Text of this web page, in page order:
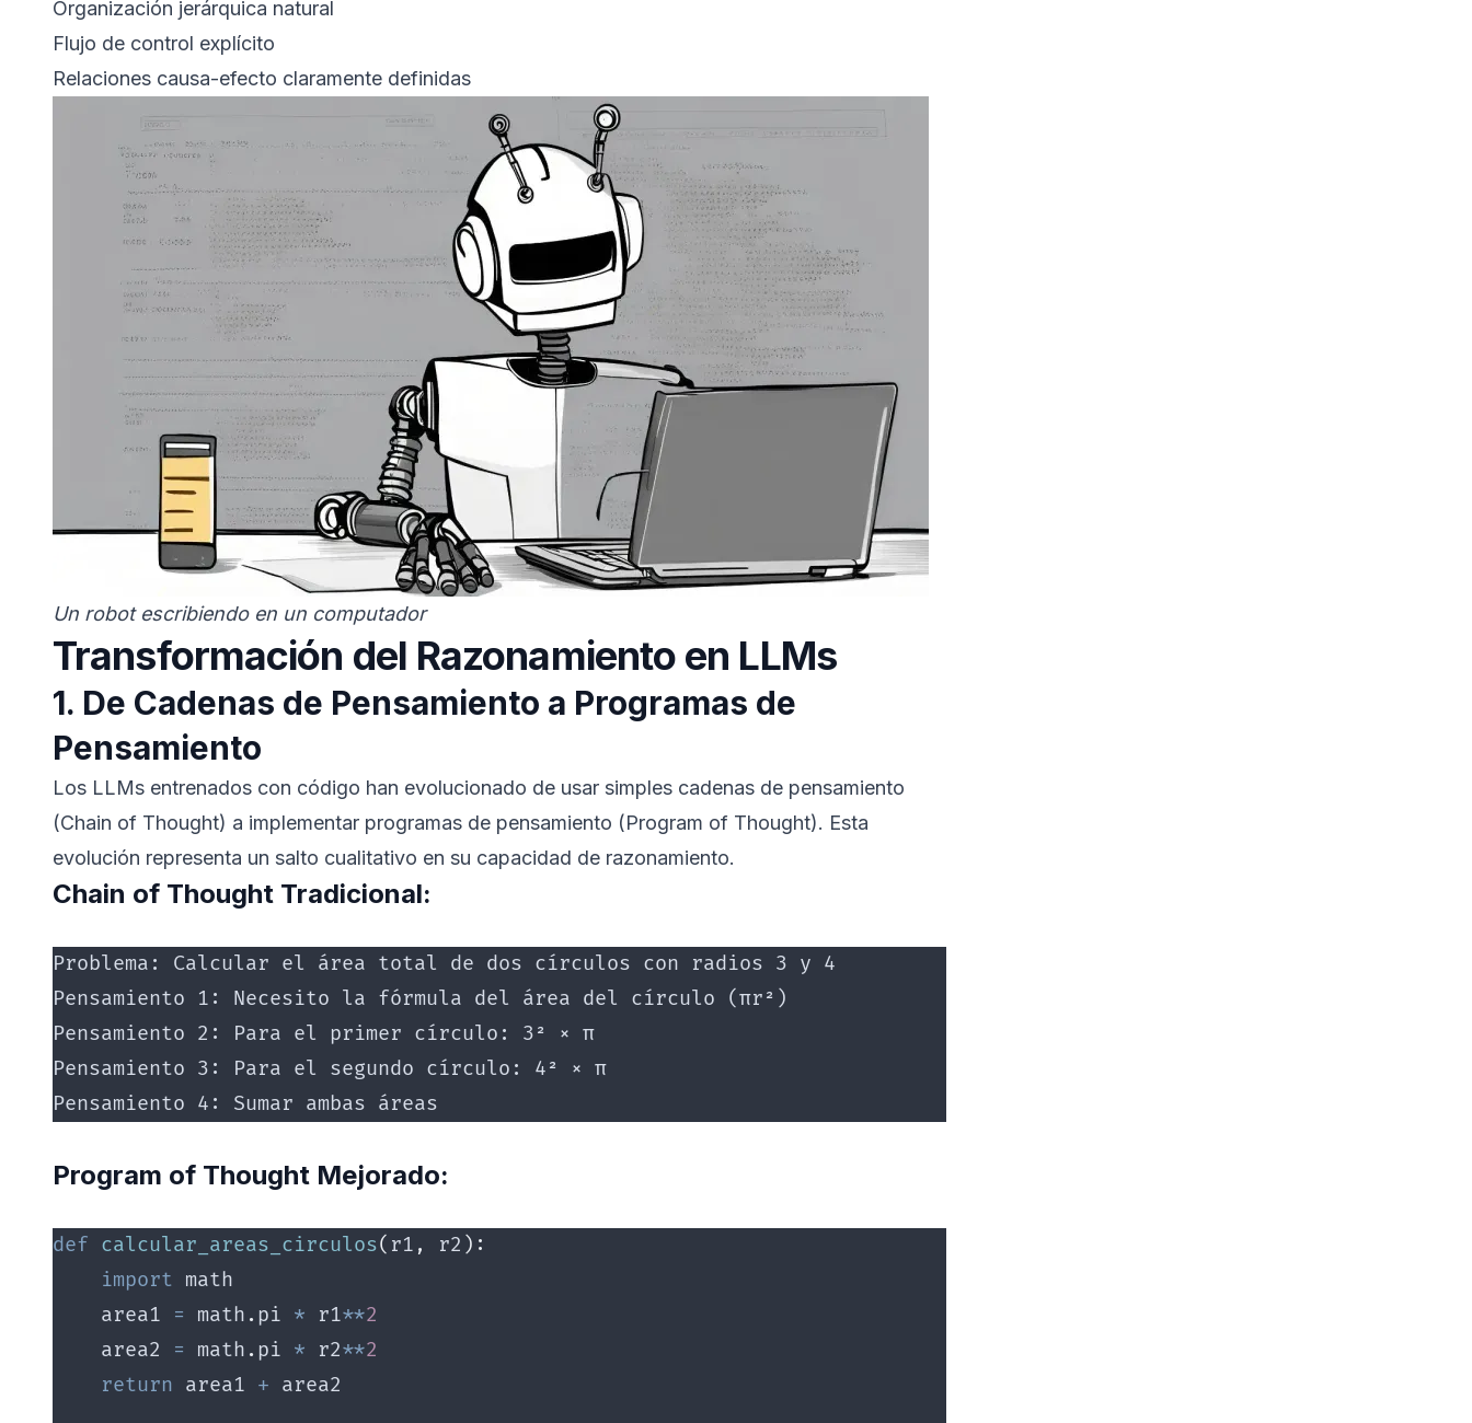
Organización jerárquica natural
Flujo de control explícito
Relaciones causa-efecto claramente definidas
Un robot escribiendo en un computador
Transformación del Razonamiento en LLMs
1. De Cadenas de Pensamiento a Programas de
Pensamiento
Los LLMs entrenados con código han evolucionado de usar simples cadenas de pensamiento
(Chain of Thought) a implementar programas de pensamiento (Program of Thought). Esta
evolución representa un salto cualitativo en su capacidad de razonamiento.
Chain of Thought Tradicional:
Problema: Calcular el área total de dos círculos con radios 3 y 4
Pensamiento 1: Necesito la fórmula del área del círculo (πr²)
Pensamiento 2: Para el primer círculo: 3² × π
Pensamiento 3: Para el segundo círculo: 4² × π
Pensamiento 4: Sumar ambas áreas
Program of Thought Mejorado:
def calcular_areas_circulos( r1 , r2 ):
    import
math
    area1
= math . pi * r1**2
    area2
= math . pi * r2**2
    return
area1 + area2